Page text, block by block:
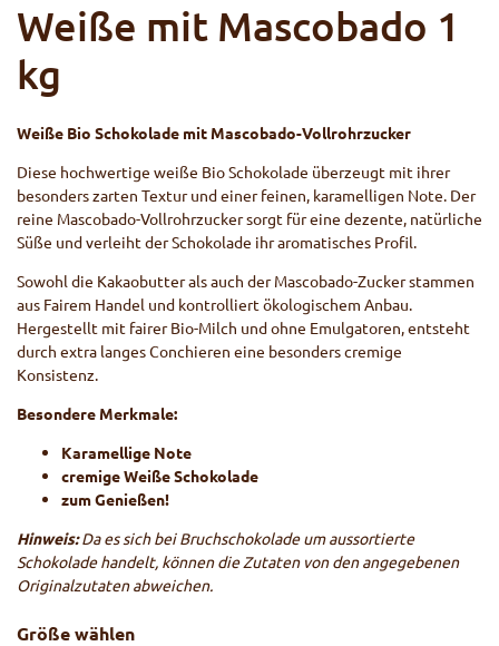
Weiße mit Mascobado 1
kg
Weiße Bio Schokolade mit Mascobado-Vollrohrzucker
Diese hochwertige weiße Bio Schokolade überzeugt mit ihrer
besonders zarten Textur und einer feinen, karamelligen Note. Der
reine Mascobado-Vollrohrzucker sorgt für eine dezente, natürliche
Süße und verleiht der Schokolade ihr aromatisches Profil.
Sowohl die Kakaobutter als auch der Mascobado-Zucker stammen
aus Fairem Handel und kontrolliert ökologischem Anbau.
Hergestellt mit fairer Bio-Milch und ohne Emulgatoren, entsteht
durch extra langes Conchieren eine besonders cremige
Konsistenz.
Besondere Merkmale:
Karamellige Note
cremige Weiße Schokolade
zum Genießen!
Hinweis:Da es sich bei Bruchschokolade um aussortierte
Schokolade handelt, können die Zutaten von den angegebenen
Originalzutaten abweichen.
Größe wählen